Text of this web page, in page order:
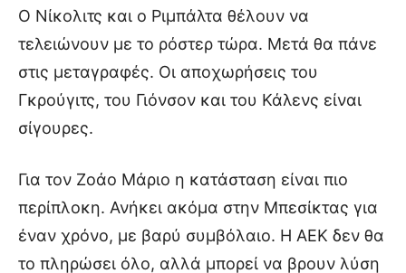
Ο Νίκολιτς και ο Ριμπάλτα θέλουν να
τελειώνουν με το ρόστερ τώρα. Μετά θα πάνε
στις μεταγραφές. Οι αποχωρήσεις του
Γκρούγιτς, του Γιόνσον και του Κάλενς είναι
σίγουρες.
Για τον Ζοάο Μάριο η κατάσταση είναι πιο
περίπλοκη. Ανήκει ακόμα στην Μπεσίκτας για
έναν χρόνο, με βαρύ συμβόλαιο. Η ΑΕΚ δεν θα
το πληρώσει όλο, αλλά μπορεί να βρουν λύση